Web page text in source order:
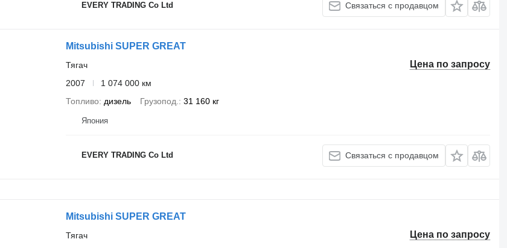
EVERY TRADING Co Ltd Связаться с продавцом
Mitsubishi SUPER GREAT
Цена по запросу
Тягач
2007
1 074 000 км
Топливо
дизель Грузопод. 31 160 кг
Япония
EVERY TRADING Co Ltd Связаться с продавцом
Mitsubishi SUPER GREAT
Цена по запросу
Тягач